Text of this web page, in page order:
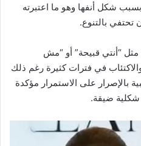
شكل أنفها وهو ما اعتبرته
تحتفي بالتنوع.
“أنتي قبيحة” أو “مش
في فترات كثيرة رغم ذلك
بالإصرار على الاستمرار مؤكدة
شكلية ضيقة.